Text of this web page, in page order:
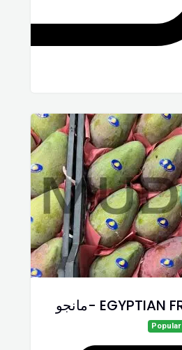
EGYPTIAN FRESH MANGO -مانجو
Popular